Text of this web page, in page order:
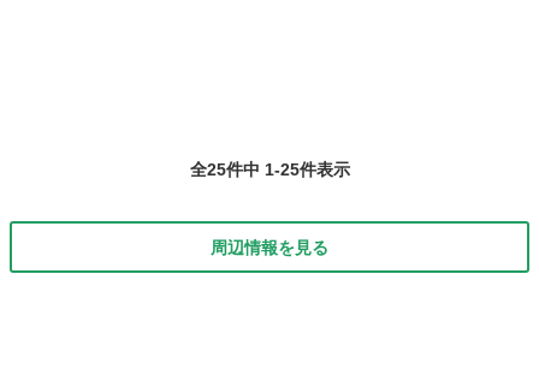
全25件中 1-25件表示
周辺情報を見る